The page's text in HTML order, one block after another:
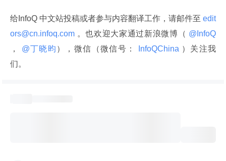
给InfoQ 中文站投稿或者参与内容翻译工作，请邮件至 edit
ors@cn.infoq.com 。也欢迎大家通过新浪微博（
，
@丁晓昀 ），微信（微信号： InfoQChina ）关注我
们。